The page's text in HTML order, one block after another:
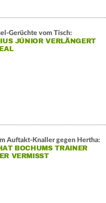
Gerüchte vom Tisch:
JÚNIOR VERLÄNGERT
Auftakt-Knaller gegen Hertha:
BOCHUMS TRAINER
VERMISST